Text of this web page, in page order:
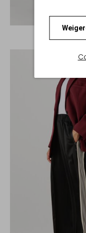
Ontdek de